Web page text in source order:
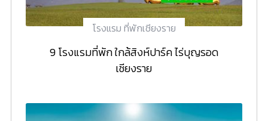
โรงแรม ที่พักเชียงราย
9 โรงแรมที่พัก ใกล้สิงห์ปาร์ค ไร่บุญรอด
เชียงราย